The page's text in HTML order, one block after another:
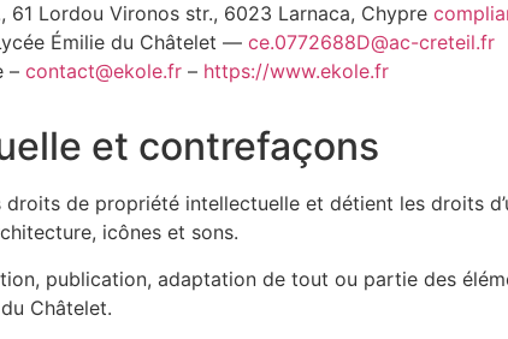
Lordou Vironos str., 6023 Larnaca, Chypre
Émilie du Châtelet — ce.0772688D@ac-creteil.fr
– contact@ekole.fr – https://www.ekole.fr
et contrefaçons
de propriété intellectuelle et détient les droits
icônes et sons.
publication, adaptation de tout ou partie des
Châtelet.